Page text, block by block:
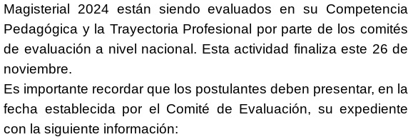
Magisterial 2024 están siendo evaluados en su Competencia
Pedagógica y la Trayectoria Profesional por parte de los comités
de evaluación a nivel nacional. Esta actividad finaliza este 26 de
noviembre.
Es importante recordar que los postulantes deben presentar, en la
fecha establecida por el Comité de Evaluación, su expediente
con la siguiente información: